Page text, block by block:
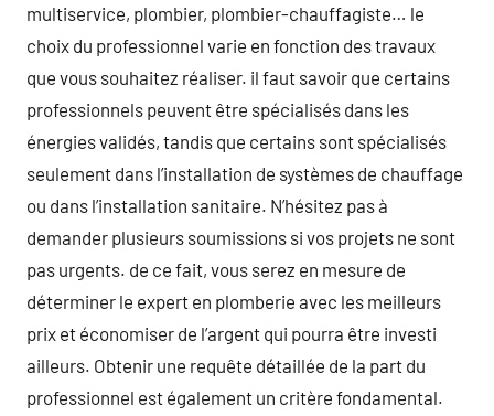
multiservice, plombier, plombier-chauffagiste… le
choix du professionnel varie en fonction des travaux
que vous souhaitez réaliser. il faut savoir que certains
professionnels peuvent être spécialisés dans les
énergies validés, tandis que certains sont spécialisés
seulement dans l’installation de systèmes de chauffage
ou dans l’installation sanitaire. N’hésitez pas à
demander plusieurs soumissions si vos projets ne sont
pas urgents. de ce fait, vous serez en mesure de
déterminer le expert en plomberie avec les meilleurs
prix et économiser de l’argent qui pourra être investi
ailleurs. Obtenir une requête détaillée de la part du
professionnel est également un critère fondamental.